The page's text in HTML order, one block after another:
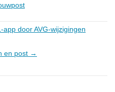
door AVG-wijzigingen
en post →